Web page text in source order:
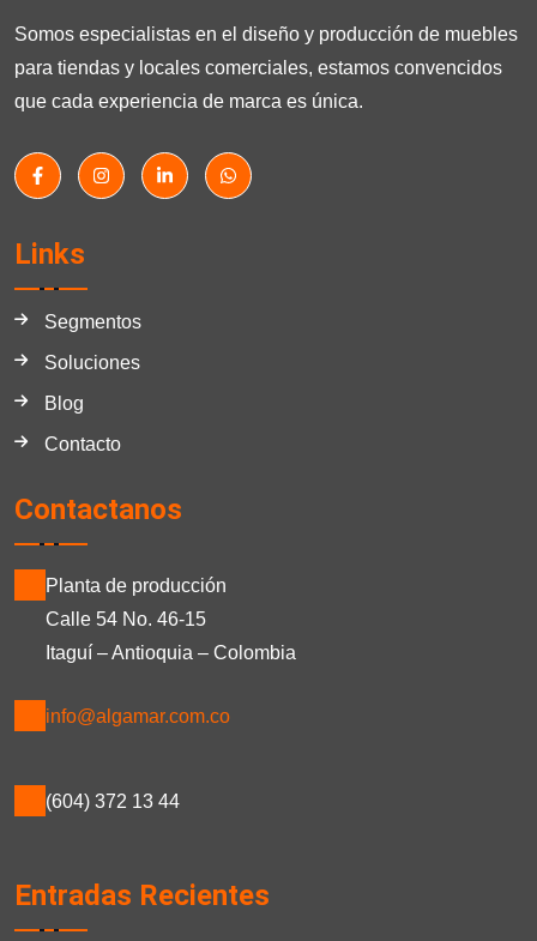
Somos especialistas en el diseño y producción de muebles
para tiendas y locales comerciales, estamos convencidos
que cada experiencia de marca es única.
Links
Segmentos
Soluciones
Blog
Contacto
Contactanos
Planta de producción
Calle 54 No. 46-15
Itaguí – Antioquia – Colombia
info@algamar.com.co
(604) 372 13 44
Entradas Recientes